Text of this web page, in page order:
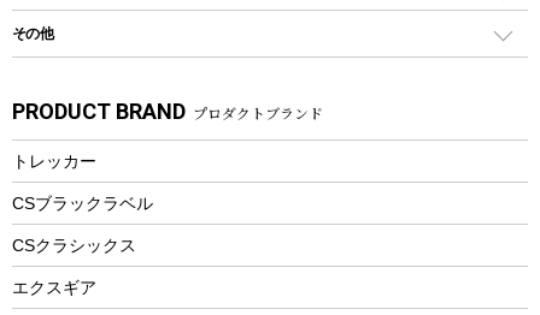
バーベキューツール
カトラリー
マグカップ、カップ
ステンレスボトル
フードボトル
トレー
ランチョンマット
その他アウトドア雑貨
スプレー関係
ツール、他
パドル
ヘルメット
エアーポンプ
アクセサリー
シティサイクル
自転車ウェア
ラッシュガード
パラソル
フローティングベスト
ヘルメット
エアーポンプ
ビーチテント
その他
湯たんぽ
防災用品
PRODUCT BRAND プロダクトブランド
トレッカー
CSブラックラベル
CSクラシックス
エクスギア